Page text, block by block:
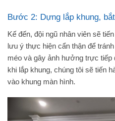
Bước 2: Dựng lắp khung,
Kế đến, đội ngũ nhân viên sẽ
lưu ý thực hiện cẩn thận để
méo và gây ảnh hưởng trực tiếp
khi lắp khung, chúng tôi sẽ tiến
vào khung màn hình.